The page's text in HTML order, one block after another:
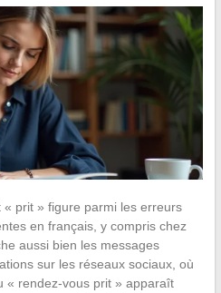
prit » figure parmi les erreurs
en français, y compris chez
aussi bien les messages
sur les réseaux sociaux, où
« rendez-vous prit » apparaît